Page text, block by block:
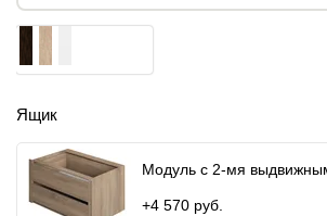
Ящик
Модуль с 2-мя
+4 570 руб.